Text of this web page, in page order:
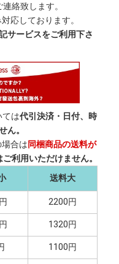
絡致します。
応しております。
サービスをご利用下さ
は代引決済・日付、時
ん。
合は同梱商品の送料が
利用いただけません。
送料大
2200円
1320円
1100円